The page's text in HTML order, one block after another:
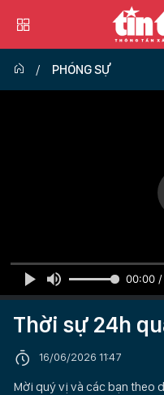
PHÓNG SỰ
00:00
Thời sự 24h
16/06/2026 11:47
Mời quý vị và các bạn theo